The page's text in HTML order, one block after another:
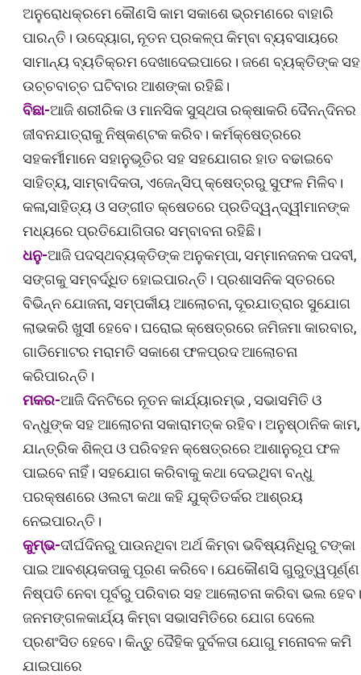
ଅନୁରୋଧକ୍ରମେ କୌଣସି କାମ ସକାଶେ ଭ୍ରମଣରେ ବାହାରି
ପାରନ୍ତି। ଉଦ୍ୟୋଗ, ନୂତନ ପ୍ରକଳ୍ପ କିମ୍ବା ବ୍ୟବସାୟରେ
ସାମାନ୍ୟ ବ୍ୟତିକ୍ରମ ଦେଖାଦେଇପାରେ। ଜଣେ ବ୍ୟକ୍ତିଙ୍କ ସହ
ଉଚ୍ଚବାଚ୍ଚ ଘଟିବାର ଆଶଙ୍କା ରହିଛି।
ବିଛା-ଆଜି ଶରୀରିକ ଓ ମାନସିକ ସୁସ୍ଥତା ରକ୍ଷାକରି ଦୈନନ୍ଦିନର
ଜୀବନଯାତ୍ରାକୁ ନିଷ୍କଣ୍ଟକ କରିବ। କର୍ମକ୍ଷେତ୍ରରେ
ସହକର୍ମୀମାନେ ସହାନୁଭୂତିର ସହ ସହଯୋଗର ହାତ ବଢାଇବେ
ସାହିତ୍ୟ, ସାମ୍ବାଦିକତା, ଏଜେନ୍ସିପ୍ କ୍ଷେତ୍ରରୁ ସୁଫଳ ମିଳିବ।
କଳା,ସାହିତ୍ୟ ଓ ସଙ୍ଗୀତ କ୍ଷେତରେ ପ୍ରତିଦ୍ୱନ୍ଦ୍ୱୀମାନଙ୍କ
ମଧ୍ୟରେ ପ୍ରତିଯୋଗିତାର ସମ୍ବାବନା ରହିଛି।
ଧନୁ-ଆଜି ପଦସ୍ଥବ୍ୟକ୍ତିଙ୍କ ଅନୁକମ୍ପା, ସମ୍ମାନଜନକ ପଦବୀ,
ସଙ୍ଗକୁ ସମ୍ବର୍ଦ୍ଧିତ ହୋଇପାରନ୍ତି। ପ୍ରଶାସନିକ ସ୍ତରରେ
ବିଭିନ୍ନ ଯୋଜନା, ସମ୍ପର୍କୀୟ ଆଲୋଚନା, ଦୂରଯାତ୍ରାର ସୁଯୋଗ
ଲାଭକରି ଖୁସୀ ହେବେ। ଘରୋଇ କ୍ଷେତ୍ରରେ ଜମିଜମା କାରବାର,
ଗାଡିମୋଟର ମରାମତି ସକାଶେ ଫଳପ୍ରଦ ଆଲୋଚନା
କରିପାରନ୍ତି।
ମକର-ଆଜି ଦିନଟିରେ ନୂତନ କାର୍ଯ୍ୟାରମ୍ଭ , ସଭାସମିତି ଓ
ବନ୍ଧୁଙ୍କ ସହ ଆଲୋଚନା ସକାରାମତ୍କ ରହିବ। ଅନୁଷ୍ଠାନିକ କାମ,
ଯାନ୍ତ୍ରିକ ଶିଳ୍ପ ଓ ପରିବହନ କ୍ଷେତ୍ରରେ ଆଶାନୁରୂପ ଫଳ
ପାଇବେ ନାହିଁ। ସହଯୋଗ କରିବାକୁ କଥା ଦେଇଥିବା ବନ୍ଧୁ
ପରକ୍ଷଣରେ ଓଲଟା କଥା କହି ଯୁକ୍ତିତର୍କର ଆଶ୍ରୟ
ନେଇପାରନ୍ତି।
କୁମ୍ଭ-ଦୀର୍ଘଦିନରୁ ପାଉନଥିବା ଅର୍ଥ କିମ୍ବା ଭବିଷ୍ୟନିଧିରୁ ଟଙ୍କା
ପାଇ ଆବଶ୍ୟକତାକୁ ପୂରଣ କରିବେ। ଯେକୌଣସି ଗୁରୁତ୍ୱପୂର୍ଣ୍ଣ
ନିଷ୍ପତି ନେବା ପୂର୍ବରୁ ପରିବାର ସହ ଆଲୋଚନା କରିବା ଭଲ ହେବ।
ଜନମଙ୍ଗଳକାର୍ଯ୍ୟ କିମ୍ବା ସଭାସମିତିରେ ଯୋଗ ଦେଲେ
ପ୍ରଶଂସିତ ହେବେ। କିନ୍ତୁ ଦୈହିକ ଦୁର୍ବଳତା ଯୋଗୁ ମନୋବଳ କମି
ଯାଇପାରେ